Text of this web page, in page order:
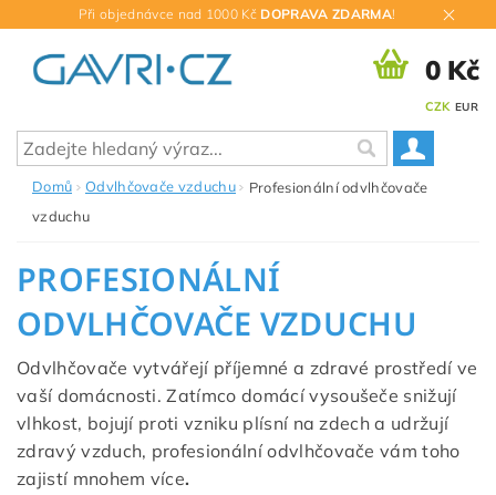
Při objednávce nad 1000 Kč DOPRAVA ZDARMA!
CZK EUR
0 Kč
Domů Odvlhčovače vzduchu
Profesionální odvlhčovače
vzduchu
PROFESIONÁLNÍ
ODVLHČOVAČE VZDUCHU
Odvlhčovače vytvářejí příjemné a zdravé prostředí ve
vaší domácnosti. Zatímco domácí vysoušeče snižují
vlhkost, bojují proti vzniku plísní na zdech a udržují
zdravý vzduch, profesionální odvlhčovače vám toho
zajistí mnohem více.